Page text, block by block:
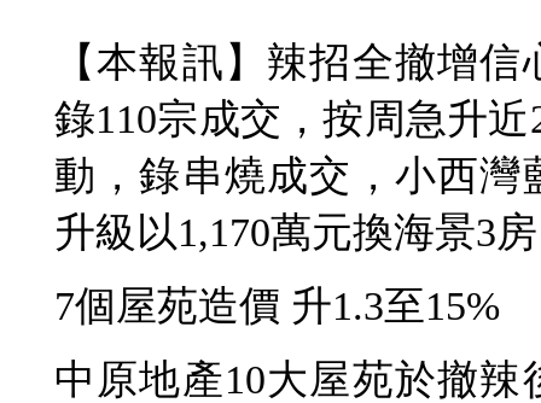
【本報訊】辣招全撤增
錄110宗成交，按周急升
動，錄串燒成交，小西
升級以1,170萬元換海景3
7個屋苑造價 升1.3至15%
中原地產10大屋苑於撤辣